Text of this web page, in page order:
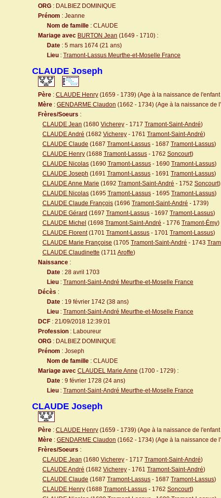
ORG : DALBIEZ DOMINIQUE
Prénom : Jeanne
Nom de famille : CLAUDE
Mariage avec BURTON Jean (1649 - 1710) :
Date : 5 mars 1674 (21 ans)
Lieu : Tramont-Lassus Meurthe-et-Moselle France
CLAUDE Joseph
Père : CLAUDE Henry (1659 - 1739) (Age à la naissance de
Mère : GENDARME Claudon (1662 - 1734) (Age à la naissance de
Frères/Soeurs :
CLAUDE Jean (1680 Vicherey - 1717 Tramont-Saint-André)
CLAUDE André (1682 Vicherey - 1761 Tramont-Saint-André)
CLAUDE Claude (1687 Tramont-Lassus - 1687 Tramont-Lassus)
CLAUDE Henry (1688 Tramont-Lassus - 1762 Soncourt)
CLAUDE Nicolas (1690 Tramont-Lassus - 1690 Tramont-Lassus)
CLAUDE Joseph (1691 Tramont-Lassus - 1691 Tramont-Lassus)
CLAUDE Anne Marie (1692 Tramont-Saint-André - 1752 Soncourt)
CLAUDE Nicolas (1695 Tramont-Lassus - 1695 Tramont-Lassus)
CLAUDE Claude François (1696 Tramont-Saint-André - 1739)
CLAUDE Gérard (1697 Tramont-Lassus - 1697 Tramont-Lassus)
CLAUDE Michel (1698 Tramont-Saint-André - 1776 Tramont-Émy)
CLAUDE Florent(1701 Tramont-Lassus - 1701 Tramont-Lassus)
CLAUDE Marie Françoise (1705 Tramont-Saint-André - 1743
CLAUDE Claudinette (1711 Aroffe)
Naissance :
Date : 28 avril 1703
Lieu : Tramont-Saint-André Meurthe-et-Moselle France
Décès :
Date : 19 février 1742 (38 ans)
Lieu : Tramont-Saint-André Meurthe-et-Moselle France
DCF : 21/09/2018 12:39:01
Profession : Laboureur
ORG : DALBIEZ DOMINIQUE
Prénom : Joseph
Nom de famille : CLAUDE
Mariage avec CLAUDEL Marie Anne (1700 - 1729) :
Date : 9 février 1728 (24 ans)
Lieu : Tramont-Saint-André Meurthe-et-Moselle France
CLAUDE Joseph
Père : CLAUDE Henry (1659 - 1739) (Age à la naissance de
Mère : GENDARME Claudon (1662 - 1734) (Age à la naissance de
Frères/Soeurs :
CLAUDE Jean (1680 Vicherey - 1717 Tramont-Saint-André)
CLAUDE André (1682 Vicherey - 1761 Tramont-Saint-André)
CLAUDE Claude (1687 Tramont-Lassus - 1687 Tramont-Lassus)
CLAUDE Henry (1688 Tramont-Lassus - 1762 Soncourt)